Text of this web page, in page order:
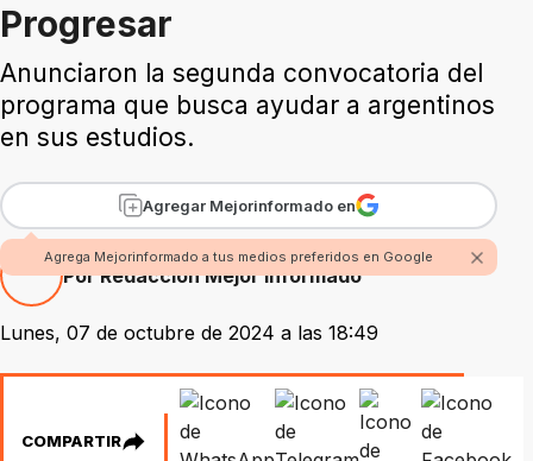
Progresar
Anunciaron la segunda convocatoria del
programa que busca ayudar a argentinos
en sus estudios.
Agregar Mejorinformado en
Agrega Mejorinformado a tus medios preferidos en Google
Por Redacción Mejor Informado
Lunes, 07 de octubre de 2024 a las 18:49
COMPARTIR